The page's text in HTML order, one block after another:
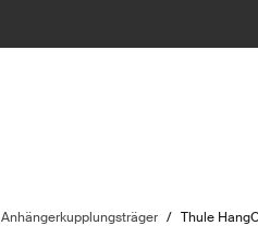
Anhängerkupplungsträger / Thule